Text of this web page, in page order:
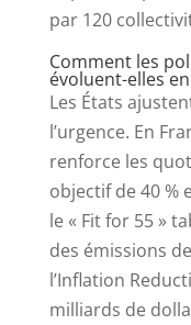
par 120
Comment les
évoluent-elles
Les États
l’urgence. En
renforce les
objectif de 40 %
le « Fit for 55 »
des émissions
l’Inflation
milliards de